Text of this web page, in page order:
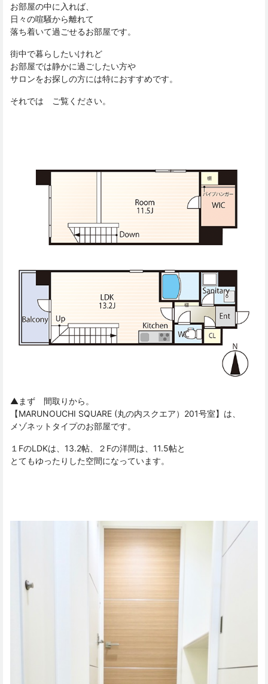
お部屋の中に入れば、
日々の喧騒から離れて
落ち着いて過ごせるお部屋です。
街中で暮らしたいけれど
お部屋では静かに過ごしたい方や
サロンをお探しの方には特におすすめです。
それでは ご覧ください。
▲まず 間取りから。
【MARUNOUCHI SQUARE (丸の内スクエア）201号室】は、
メゾネットタイプのお部屋です。
１FのLDKは、13.2帖、２Fの洋間は、11.5帖と
とてもゆったりした空間になっています。